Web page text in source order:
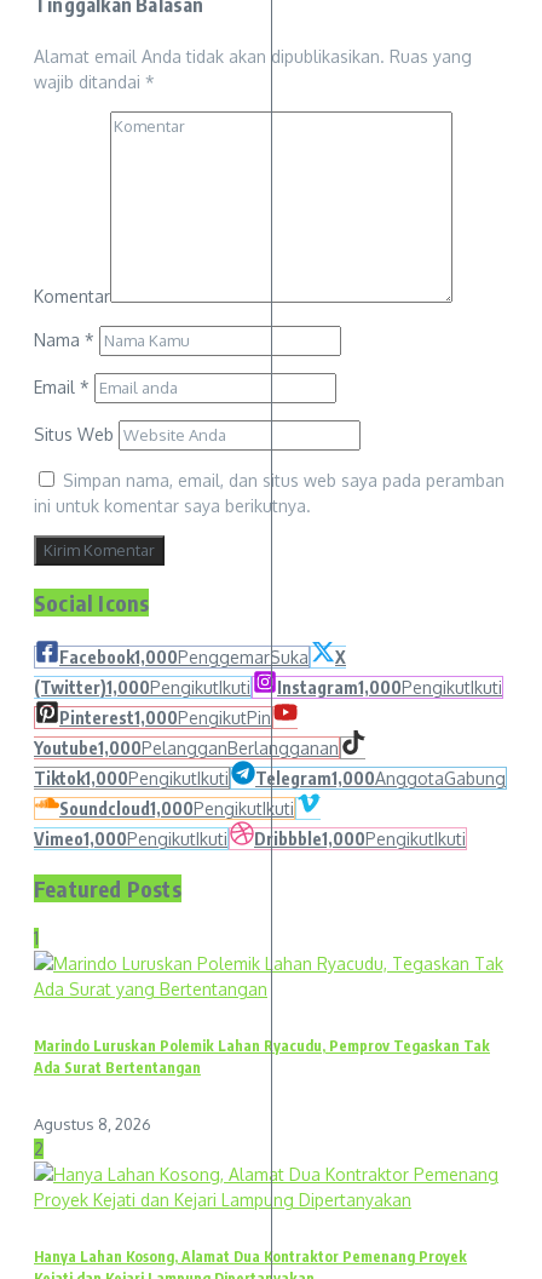
Tinggalkan Balasan
Alamat email Anda tidak akan dipublikasikan. Ruas yang
wajib ditandai *
Komentar
Nama *
Email *
Situs Web
Simpan nama, email, dan situs web saya pada peramban
ini untuk komentar saya berikutnya.
Social Icons
Facebook1,000PenggemarSuka
X
(Twitter)1,000PengikutIkuti Instagram1,000PengikutIkuti
Pinterest1,000PengikutPin
Youtube1,000PelangganBerlangganan
Tiktok1,000PengikutIkuti Telegram1,000AnggotaGabung
Soundcloud1,000PengikutIkuti
Vimeo1,000PengikutIkuti Dribbble1,000PengikutIkuti
Featured Posts
1
Marindo Luruskan Polemik Lahan Ryacudu, Pemprov Tegaskan Tak
Ada Surat Bertentangan
Agustus 8, 2026
2
Hanya Lahan Kosong, Alamat Dua Kontraktor Pemenang Proyek